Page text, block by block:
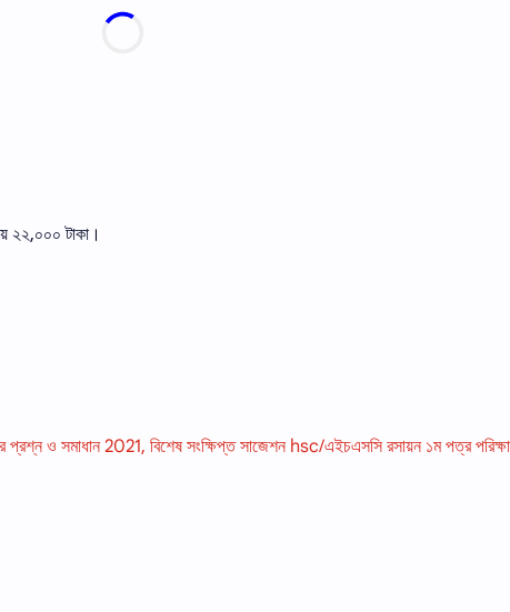
২২,০০০ টাকা।
প্রশ্ন ও সমাধান 2021, বিশেষ সংক্ষিপ্ত সাজেশন hsc/এইচএসসি রসায়ন ১ম পত্র